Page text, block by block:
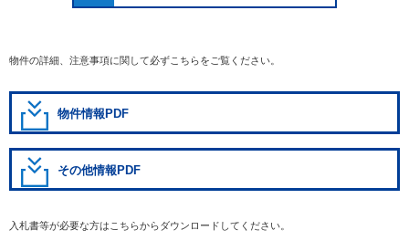
物件の詳細、注意事項に関して必ずこちらをご覧ください。
物件情報PDF
その他情報PDF
入札書等が必要な方はこちらからダウンロードしてください。